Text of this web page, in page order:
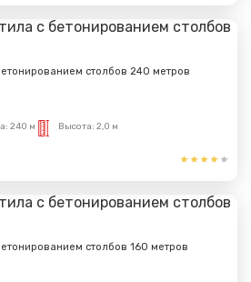
столбов 240 метров
240 м Высота: 2,0 м
столбов 160 метров